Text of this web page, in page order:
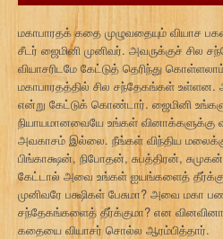
மகாபாரதக் கதை முழுவதையும் வியாச
சீடர் ஜைமினி முனிவர். அவருக்குச் சில
வியாசரிடமே கேட்டுத் தெரிந்து
மகாபாரதத்தில் சில சந்தேகங்கள்
என்று கேட்டுக் கொண்டார். ஜைமினி
நியாயமானவையே உங்கள் வினாக்களுக்கு
அவகாசம் இல்லை. நீங்கள் விந்திய
பிங்காக்ஷன், நிபோதன், சுபத்திரன்,
கேட்டால் அவை உங்கள் ஐயங்களைத்
முனிவரே பக்ஷிகள் பேசுமா? அவை மகா
சந்தேகங்களைத் தீர்க்குமா? என
கதையை வியாசர் சொல்ல ஆரம்பித்தார்.